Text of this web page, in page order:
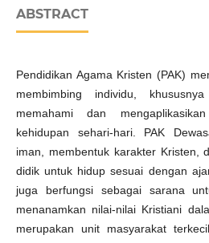
ABSTRACT
Pendidikan Agama Kristen (PAK)
membimbing individu,
memahami dan
kehidupan sehari-hari. PAK
iman, membentuk karakter Kristen,
didik untuk hidup sesuai dengan
juga berfungsi sebagai sarana
menanamkan nilai-nilai Kristiani
merupakan unit masyarakat